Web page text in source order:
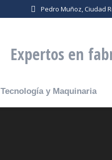
Pedro Muñoz, Ciudad
Expertos en
Tecnología y Maquinaria